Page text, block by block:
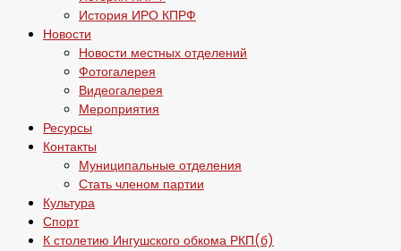
История ИРО КПРФ
Новости
Новости местных отделений
Фотогалерея
Видеогалерея
Мероприятия
Ресурсы
Контакты
Муниципальные отделения
Стать членом партии
Культура
Спорт
К столетию Ингушского обкома РКП(б)